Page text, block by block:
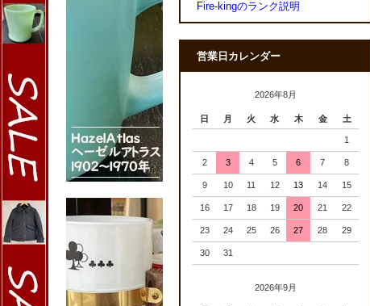
Fire-kingのランク説明
営業日カレンダー
2026年8月
日 月 火 水 木 金 土
1
2 3 4 5 6 7 8
9 10 11 12 13 14 15
16 17 18 19 20 21 22
23 24 25 26 27 28 29
30 31
2026年9月